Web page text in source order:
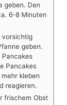
geben. Den
6-8 Minuten
vorsichtig
geben.
Pancakes
kleben
reagieren.
frischem Obst